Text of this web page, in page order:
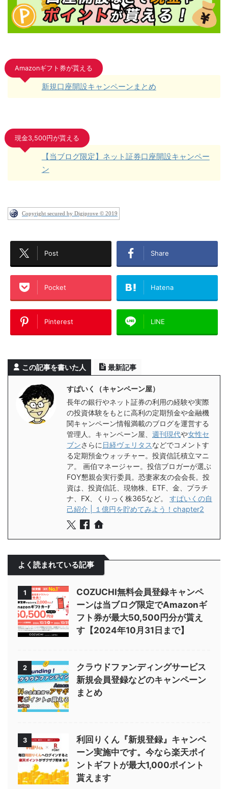
Amazonギフト券が貰える
新規口座開設キャンペーンまとめ
現金3,500円が貰える
【当ブログ限定】ネット証券口座開設キャンペー
ン
Copyright secured by Digiprove © 2019
Post Share
Pocket Hatena
Pinterest LINE
この記事を書いた人 最新記事
すぱいく（キャンペーン屋）
長年の銀行やネット証券の利用の経験や実際
の投資体験をもとに高利の定期預金や金融機
関キャンペーン情報満載のブログを運営する
管理人。キャンペーン屋、 週刊現代や女性セ
ブンさらに 日経ヴェリタスなどでコメントす
る定期預金ウォッチャー。投資信託積立マニ
ア。 画伯マネージャー。投信ブロガーが選ぶ
FOY懇親会実行委員。恐妻家友の会会長。投
資は、投資信託、現物株、ETF、金、プラチ
ナ、FX、くりっく株365など。 すぱいくの自
己紹介 | １億円を貯めてみよう！chapter2
よく読まれている記事
1
COZUCHI無料会員登録キャンペ
ーンは当ブログ限定でAmazonギ
フト券が最大50,500円分が貰え
す【2024年10月31日まで】
2
クラウドファンディングサービス
新規会員登録などのキャンペーン
まとめ
3
利回りくん『新規登録』キャンペ
ーン実施中です。今なら楽天ポイ
ントギフトが最大1,000ポイント
貰えます